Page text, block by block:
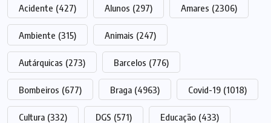
Acidente (427) Alunos (297) Amares (2306)
Ambiente (315) Animais (247)
Autárquicas (273) Barcelos (776)
Bombeiros (677) Braga (4963) Covid-19 (1018)
Cultura (332) DGS (571) Educação (433)